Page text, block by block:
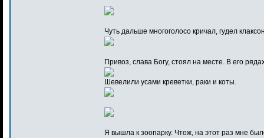
Чуть дальше многоголосо кричал, гудел
Привоз, слава Богу, стоял на месте. В его
Шевелили усами креветки, раки и коты.
Я вышла к зоопарку. Чтож, на этот раз мне